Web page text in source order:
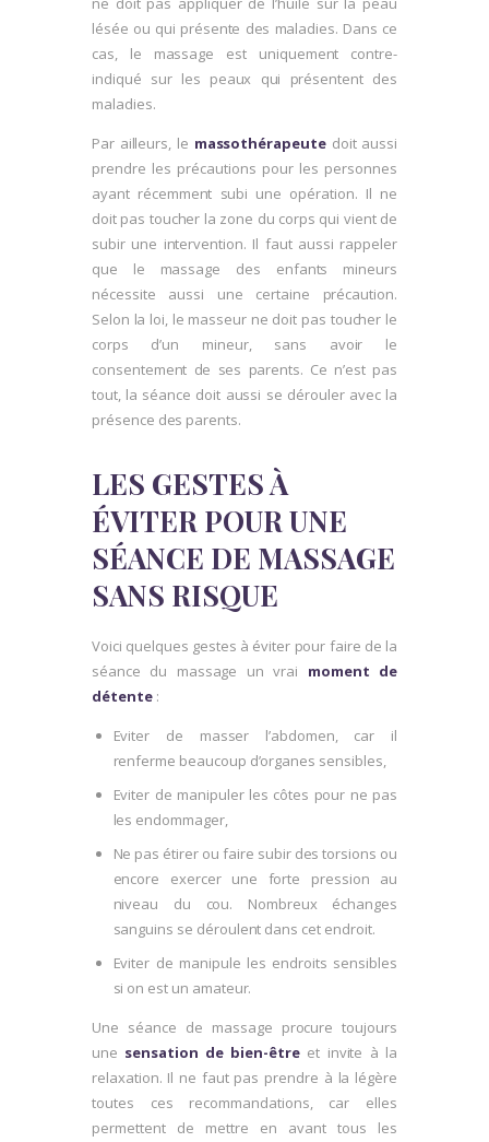
lésée ou qui présente des maladies. Dans ce
cas, le massage est uniquement contre-
indiqué sur les peaux qui présentent des
maladies.
Par ailleurs, le massothérapeutedoit aussi
prendre les précautions pour les personnes
ayant récemment subi une opération. Il ne
doit pas toucher la zone du corps qui vient de
subir une intervention. Il faut aussi rappeler
que le massage des enfants mineurs
nécessite aussi une certaine précaution.
Selon la loi, le masseur ne doit pas toucher le
corps d’un mineur, sans avoir le
consentement de ses parents. Ce n’est pas
tout, la séance doit aussi se dérouler avec la
présence des parents.
LES GESTES À
ÉVITER POUR UNE
SÉANCE DE MASSAGE
SANS RISQUE
Voici quelques gestes à éviter pour faire de la
séance du massage un vrai moment de
détente:
Eviter de masser l’abdomen, car il
renferme beaucoup d’organes sensibles,
Eviter de manipuler les côtes pour ne pas
les endommager,
Ne pas étirer ou faire subir des torsions ou
encore exercer une forte pression au
niveau du cou. Nombreux échanges
sanguins se déroulent dans cet endroit.
Eviter de manipule les endroits sensibles
si on est un amateur.
Une séance de massage procure toujours
une sensation de bien-être et invite à la
relaxation. Il ne faut pas prendre à la légère
toutes ces recommandations, car elles
permettent de mettre en avant tous les